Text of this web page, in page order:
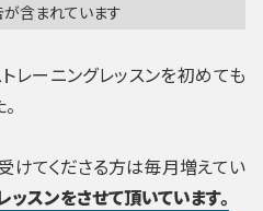
含まれています
レーニングレッスンを初めても
けてくださる方は毎月増えてい
スンをさせて頂いています。